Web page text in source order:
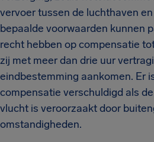
vervoer tussen de luchthaven
bepaalde voorwaarden kunnen
recht hebben op compensatie
zij met meer dan drie uur
eindbestemming aankomen. Er
compensatie verschuldigd als
vlucht is veroorzaakt door
omstandigheden.